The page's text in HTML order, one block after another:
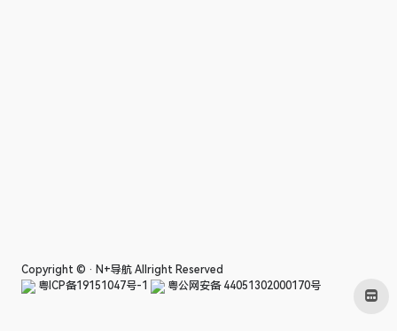
Copyright © · N+导航 Allright Reserved
粤ICP备19151047号-1
粤公网安备 44051302000170号